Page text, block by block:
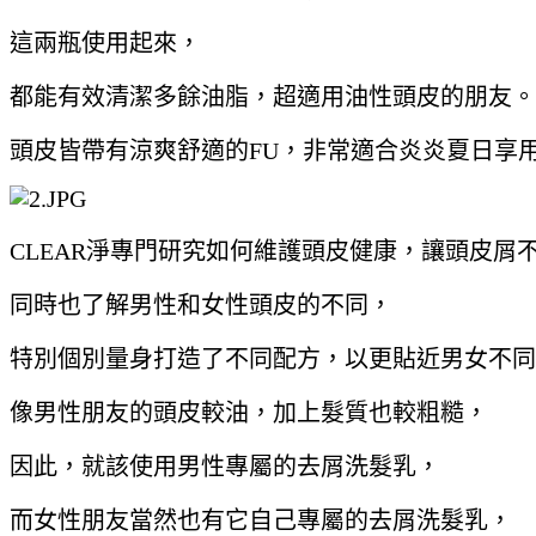
這兩瓶使用起來，
都能有效清潔多餘油脂，超適用油性頭皮的朋友。
頭皮皆帶有涼爽舒適的FU，非常適合炎炎夏日享
CLEAR淨專門研究如何維護頭皮健康，讓頭皮屑
同時也了解男性和女性頭皮的不同，
特別個別量身打造了不同配方，以更貼近男女不同
像男性朋友的頭皮較油，加上髮質也較粗糙，
因此，就該使用男性專屬的去屑洗髮乳，
而女性朋友當然也有它自己專屬的去屑洗髮乳，